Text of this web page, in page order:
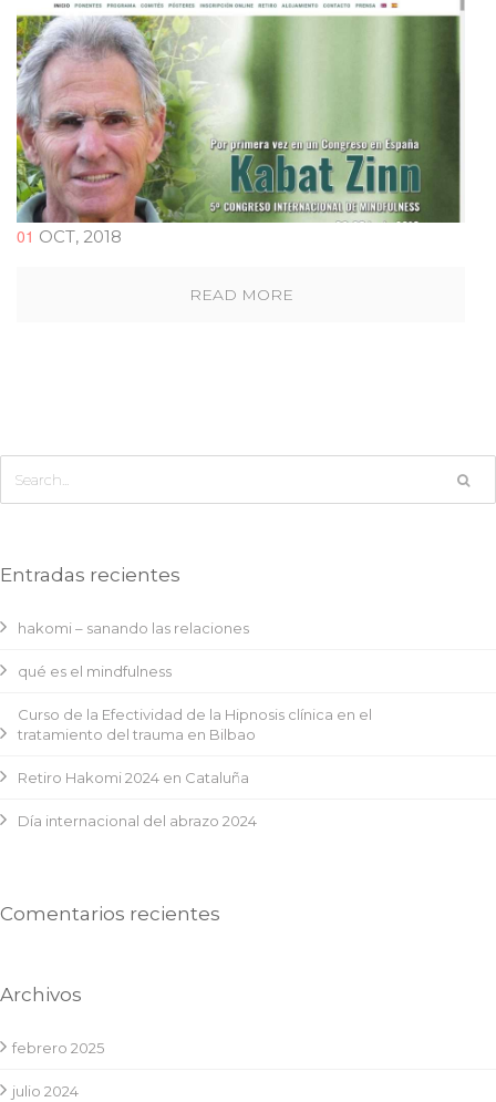
01 OCT, 2018
READ MORE
Entradas recientes
hakomi – sanando las relaciones
qué es el mindfulness
Curso de la Efectividad de la Hipnosis clínica en el
tratamiento del trauma en Bilbao
Retiro Hakomi 2024 en Cataluña
Día internacional del abrazo 2024
Comentarios recientes
Archivos
febrero 2025
julio 2024